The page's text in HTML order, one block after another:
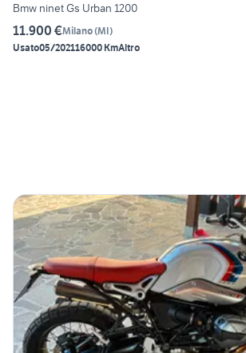
Bmw ninet Gs Urban 1200
11.900 €Milano(MI)
Usato05/202116000 KmAltro